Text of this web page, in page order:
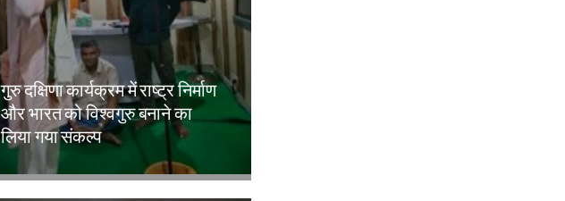
गुरु दक्षिणा कार्यक्रम में राष्ट्र निर्माण
और भारत को विश्वगुरु बनाने का
लिया गया संकल्प
Amit Lekh